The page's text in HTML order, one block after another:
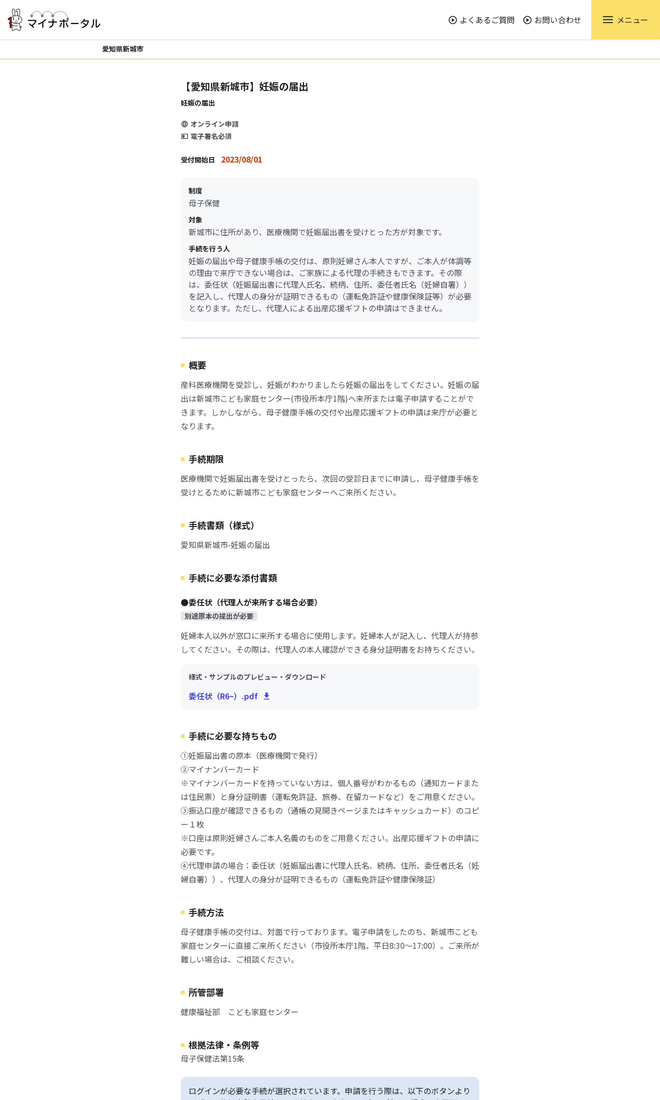
よくあるご質問 お問い合わせ メニュー
愛知県新城市
【愛知県新城市】妊娠の届出
妊娠の届出
オンライン申請
電子署名必須
受付開始日 2023/08/01
制度
母子保健
対象
新城市に住所があり、医療機関で妊娠届出書を受けとった方が対象です。
手続を行う人
妊娠の届出や母子健康手帳の交付は、原則妊婦さん本人ですが、ご本人が体調等
の理由で来庁できない場合は、ご家族による代理の手続きもできます。その際
は、委任状（妊娠届出書に代理人氏名、続柄、住所、委任者氏名（妊婦自署））
を記入し、代理人の身分が証明できるもの（運転免許証や健康保険証等）が必要
となります。ただし、代理人による出産応援ギフトの申請はできません。
概要
産科医療機関を受診し、妊娠がわかりましたら妊娠の届出をしてください。妊娠の届
出は新城市こども家庭センター(市役所本庁1階)へ来所または電子申請することがで
きます。しかしながら、母子健康手帳の交付や出産応援ギフトの申請は来庁が必要と
なります。
手続期限
医療機関で妊娠届出書を受けとったら、次回の受診日までに申請し、母子健康手帳を
受けとるために新城市こども家庭センターへご来所ください。
手続書類（様式）
愛知県新城市-妊娠の届出
手続に必要な添付書類
●委任状（代理人が来所する場合必要）
別途原本の提出が必要
妊婦本人以外が窓口に来所する場合に使用します。妊婦本人が記入し、代理人が持参
してください。その際は、代理人の本人確認ができる身分証明書をお持ちください。
様式・サンプルのプレビュー・ダウンロード
委任状（R6~）.pdf
手続に必要な持ちもの
①妊娠届出書の原本（医療機関で発行）
②マイナンバーカード
※マイナンバーカードを持っていない方は、個人番号がわかるもの（通知カードまた
は住民票）と身分証明書（運転免許証、旅券、在留カードなど）をご用意ください。
③振込口座が確認できるもの（通帳の見開きページまたはキャッシュカード）のコピ
ー１枚
※口座は原則妊婦さんご本人名義のものをご用意ください。出産応援ギフトの申請に
必要です。
④代理申請の場合：委任状（妊娠届出書に代理人氏名、続柄、住所、委任者氏名（妊
婦自署））、代理人の身分が証明できるもの（運転免許証や健康保険証）
手続方法
母子健康手帳の交付は、対面で行っております。電子申請をしたのち、新城市こども
家庭センターに直接ご来所ください（市役所本庁1階、平日8:30～17:00）。ご来所が
難しい場合は、ご相談ください。
所管部署
健康福祉部 こども家庭センター
根拠法律・条例等
母子保健法第15条
ログインが必要な手続が選択されています。申請を行う際は、以下のボタンより